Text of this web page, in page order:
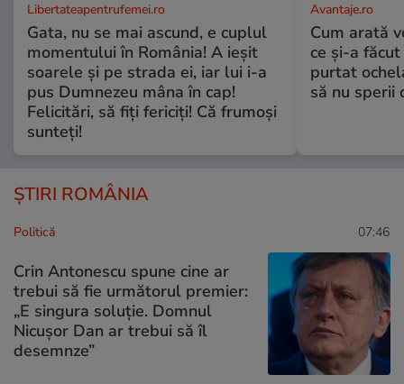
Libertateapentrufemei.ro
Gata, nu se mai ascund, e cuplul
momentului în România! A ieșit
soarele și pe strada ei, iar lui i-a
pus Dumnezeu mâna în cap!
Felicitări, să fiți fericiți! Că frumoși
sunteți!
Avantaje.ro
Cum arată
ce și-a
purtat
să nu sperii
ȘTIRI ROMÂNIA
Politică 07:46
Crin Antonescu spune cine ar
trebui să fie următorul premier:
„E singura soluție. Domnul
Nicușor Dan ar trebui să îl
desemnze”